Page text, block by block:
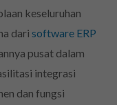
keseluruhan
dari software ERP
pusat dalam
integrasi
dan fungsi